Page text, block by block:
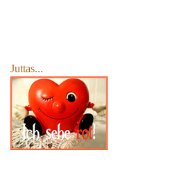
Juttas...